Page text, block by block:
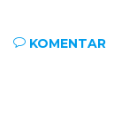
KOMENTAR